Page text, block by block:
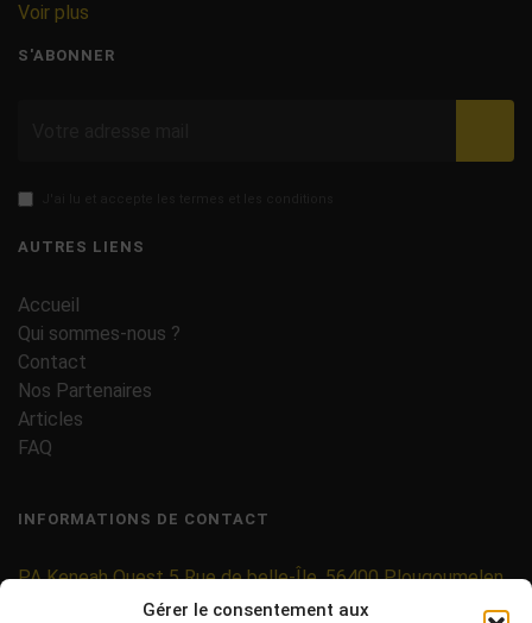
Gérer le consentement aux
Voir plus
S'ABONNER
AUTRES LIENS
Accueil
Qui sommes-nous ?
Contact
Nos Partenaires
Articles
FAQ
INFORMATIONS DE CONTACT
PA Keneah Ouest 5 Rue de belle-Île, 56400 Plougoumelen